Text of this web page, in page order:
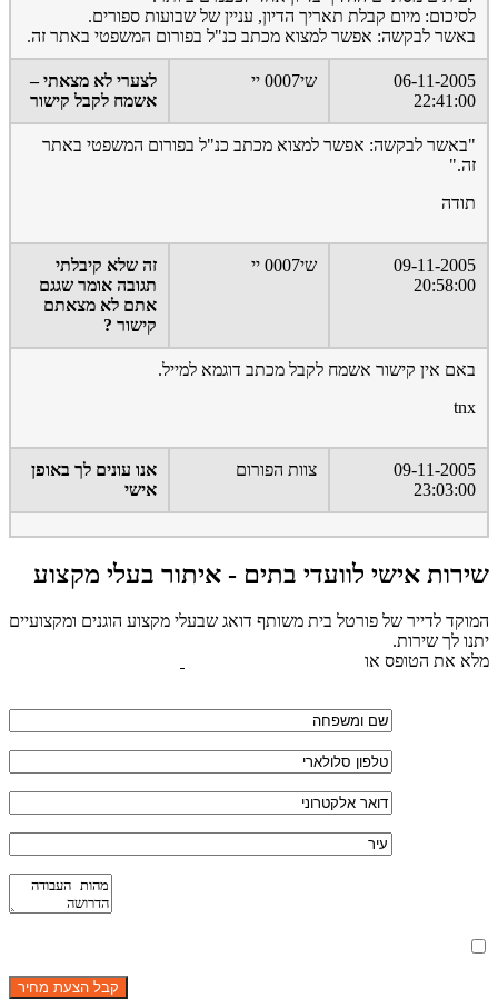
לסיכום: מיום קבלת תאריך הדיון, עניין של שבועות ספורים.
באשר לבקשה: אפשר למצוא מכתב כנ"ל בפורום המשפטי באתר זה.
06-11-2005
22:41:00
שי0007 יי
לצערי לא מצאתי –
אשמח לקבל קישור
"באשר לבקשה: אפשר למצוא מכתב כנ"ל בפורום המשפטי באתר
זה."
תודה
09-11-2005
20:58:00
שי0007 יי
זה שלא קיבלתי
תגובה אומר שגגם
אתם לא מצאתם
קישור ?
באם אין קישור אשמח לקבל מכתב דוגמא למייל.
tnx
09-11-2005
23:03:00
צוות הפורום
אנו עונים לך באופן
אישי
שירות אישי לוועדי בתים - איתור בעלי מקצוע
המוקד לדייר של פורטל בית משותף דואג שבעלי מקצוע הוגנים ומקצועיים
יתנו לך שירות.
מלא את הטופס או